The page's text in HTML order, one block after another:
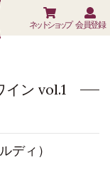
会員登録
ネットショップ
イン vol.1
ディ）